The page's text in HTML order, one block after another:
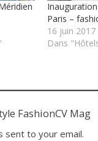
Paris –
16 juin 2017
Dans
FashionCV Mag
sent to your email.